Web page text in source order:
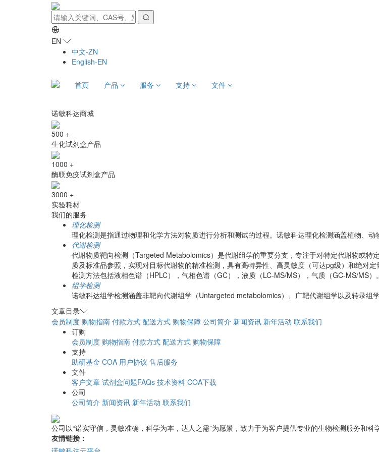
EN
中文-ZN
English-EN
首页 产品 服务 支持 文件
诺敏科达商城
500 +
生化试剂盒产品
1000 +
酶联免疫试剂盒产品
3000 +
实验耗材
我们的服务
理化检测
理化检测是指通过物理和化学方法对物质进行分析和测试的过程。诺敏科达理化检测涵盖植物、动
代谢检测
代谢物质靶向检测（Targeted Metabolomics）是代谢组学的重要分支，专注于对特定代谢物或
质及标准品参照，实现对目标代谢物的精准检测，具有​​高特异性、高灵敏度（可达pg级）和绝对
检测方法包括液相色谱（HPLC），气相色谱（GC），液质（LC-MS/MS），气质（GC-MS/MS）。
组学检测
诺敏科达组学检测涵盖非靶向代谢组学（Untargeted metabolomics）、广靶代谢组学以及转录组学
文章目录
会员制度 购物指南 付款方式 配送方式 购物保障 公司简介 新闻资讯 新年活动 联系我们
订购
会员制度 购物指南 付款方式 配送方式 购物保障
支持
助研基金 COA 用户协议 售后服务
文件
客户文章 试剂盒问题FAQs 技术资料 COA下载
公司
公司简介 新闻资讯 新年活动 联系我们
公司以“诺实守信，灵敏准确，科学为本，达人之需”为愿景，致力于为客户提供专业的生物检测服务和科
友情链接：